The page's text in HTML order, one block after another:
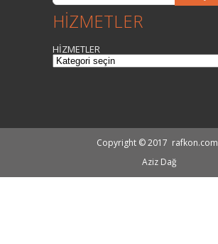
HİZMETLER
HİZMETLER
Copyright © 2017 rafkon.com
Aziz Dağ